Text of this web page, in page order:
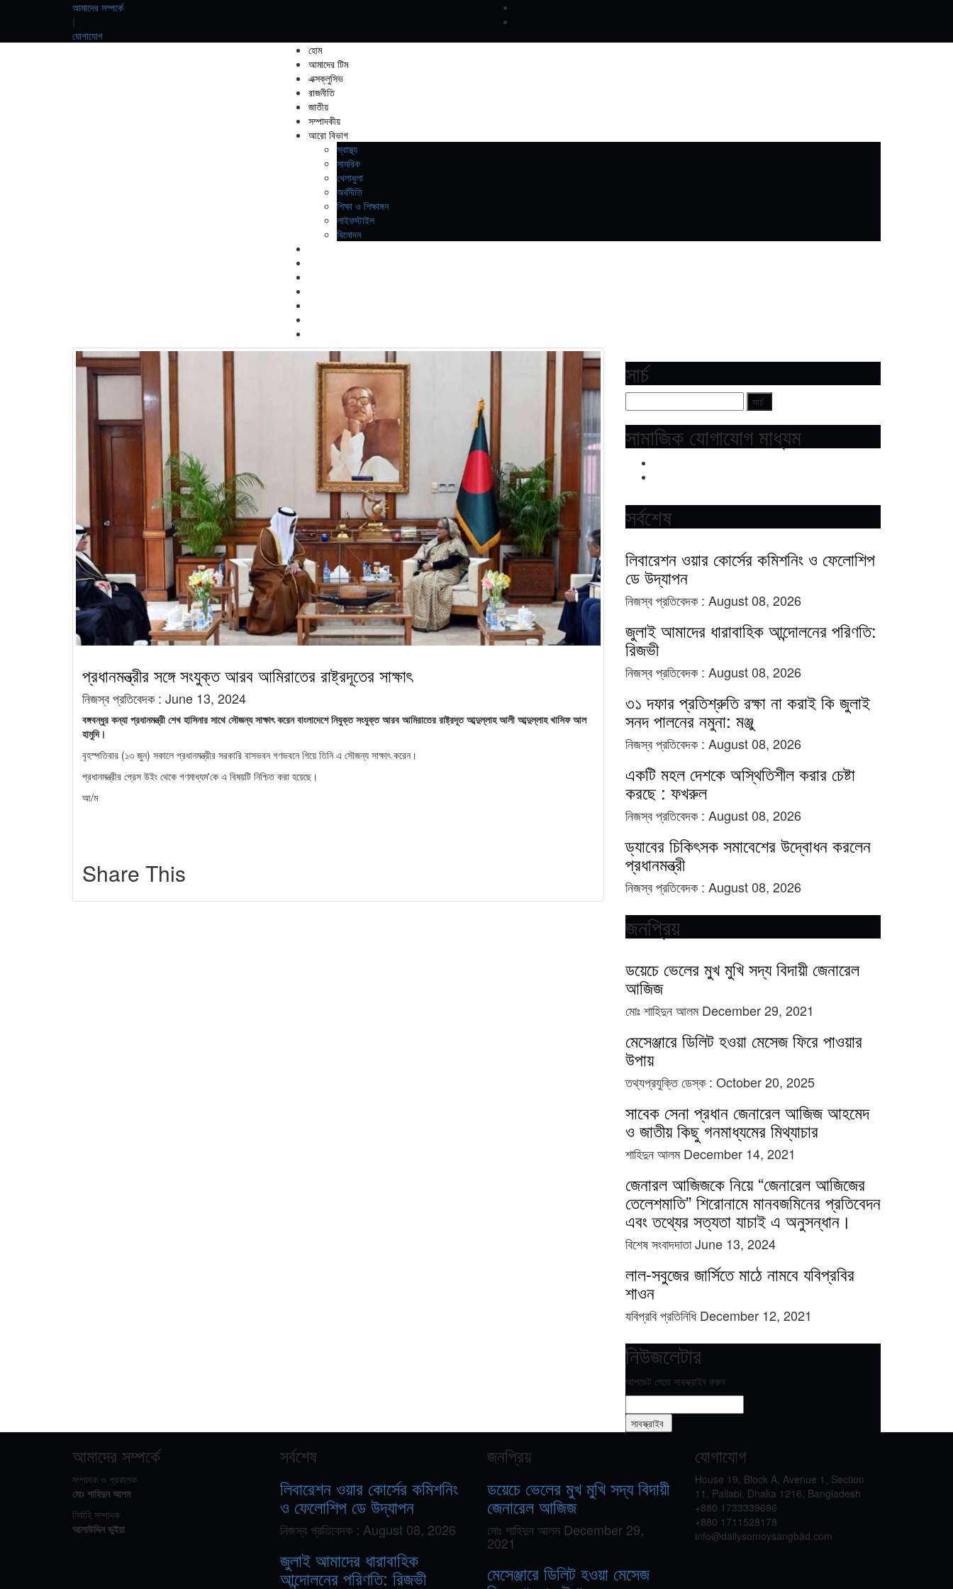
আমাদের সম্পর্কে
|
যোগাযোগ
হোম
আমাদের টিম
এক্সক্লুসিভ
রাজনীতি
জাতীয়
সম্পাদকীয়
আরো বিভাগ
স্বাস্থ্য
সামরিক
খেলাধুলা
অর্থনীতি
শিক্ষা ও শিক্ষাঙ্গন
লাইফস্টাইল
বিনোদন
প্রধানমন্ত্রীর সঙ্গে সংযুক্ত আরব আমিরাতের রাষ্ট্রদূতের সাক্ষাৎ
নিজস্ব প্রতিবেদক : June 13, 2024
বঙ্গবন্ধুর কন্যা প্রধানমন্ত্রী শেখ হাসিনার সাথে সৌজন্য সাক্ষাৎ করেন বাংলাদেশে নিযুক্ত সংযুক্ত আরব আমিরাতের রাষ্ট্রদূত আব্দুল্লাহ আলী আব্দুল্লাহ খাসিফ আল
হামুদি।
বৃহস্পতিবার (১৩ জুন) সকালে প্রধানমন্ত্রীর সরকারি বাসভবন গণভবনে গিয়ে তিনি এ সৌজন্য সাক্ষাৎ করেন।
প্রধানমন্ত্রীর প্রেস উইং থেকে গণমাধ্যম'কে এ বিষয়টি নিশ্চিত করা হয়েছে।
আ/ম
Share This
সার্চ
সামাজিক যোগাযোগ মাধ্যম
সর্বশেষ
লিবারেশন ওয়ার কোর্সের কমিশনিং ও ফেলোশিপ
ডে উদ্‌যাপন
নিজস্ব প্রতিবেদক : August 08, 2026
জুলাই আমাদের ধারাবাহিক আন্দোলনের পরিণতি:
রিজভী
নিজস্ব প্রতিবেদক : August 08, 2026
৩১ দফার প্রতিশ্রুতি রক্ষা না করাই কি জুলাই
সনদ পালনের নমুনা: মঞ্জু
নিজস্ব প্রতিবেদক : August 08, 2026
একটি মহল দেশকে অস্থিতিশীল করার চেষ্টা
করছে : ফখরুল
নিজস্ব প্রতিবেদক : August 08, 2026
ড্যাবের চিকিৎসক সমাবেশের উদ্বোধন করলেন
প্রধানমন্ত্রী
নিজস্ব প্রতিবেদক : August 08, 2026
জনপ্রিয়
ডয়েচে ভেলের মুখ মুখি সদ্য বিদায়ী জেনারেল
আজিজ
মোঃ শাহিদুন আলমDecember 29, 2021
মেসেঞ্জারে ডিলিট হওয়া মেসেজ ফিরে পাওয়ার
উপায়
তথ্যপ্রযুক্তি ডেস্ক : October 20, 2025
সাবেক সেনা প্রধান জেনারেল আজিজ আহমেদ
ও জাতীয় কিছু গনমাধ্যমের মিথ্যাচার
শাহিদুন আলমDecember 14, 2021
জেনারল আজিজকে নিয়ে “জেনারেল আজিজের
তেলেশমাতি” শিরোনামে মানবজমিনের প্রতিবেদন
এবং তথ্যের সত্যতা যাচাই এ অনুসন্ধান।
বিশেষ সংবাদদাতাJune 13, 2024
লাল-সবুজের জার্সিতে মাঠে নামবে যবিপ্রবির
শাওন
যবিপ্রবি প্রতিনিধিDecember 12, 2021
নিউজলেটার
আপডেট পেতে সাবস্ক্রাইব করুন
আমাদের সম্পর্কে
সম্পাদক ও প্রকাশক
মোঃ শাহিদুন আলম
নির্বাহি সম্পাদক
আলাউদ্দিন ভুইয়া
সর্বশেষ
লিবারেশন ওয়ার কোর্সের কমিশনিং
ও ফেলোশিপ ডে উদ্‌যাপন
নিজস্ব প্রতিবেদক : August 08, 2026
জুলাই আমাদের ধারাবাহিক
আন্দোলনের পরিণতি: রিজভী
জনপ্রিয়
ডয়েচে ভেলের মুখ মুখি সদ্য বিদায়ী
জেনারেল আজিজ
মোঃ শাহিদুন আলম December 29,
2021
মেসেঞ্জারে ডিলিট হওয়া মেসেজ
যোগাযোগ
House 19, Block A, Avenue 1, Section
11, Pallabi, Dhaka 1216, Bangladesh
+880 1733339696
+880 1711528178
info@dailysomoysangbad.com